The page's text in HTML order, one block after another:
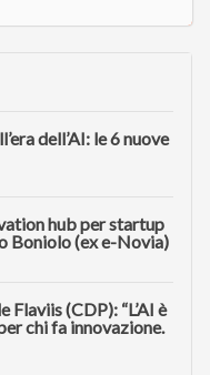
dell’AI: le 6 nuove
hub per startup
Boniolo (ex e-Novia)
(CDP): “L’AI è
chi fa innovazione.